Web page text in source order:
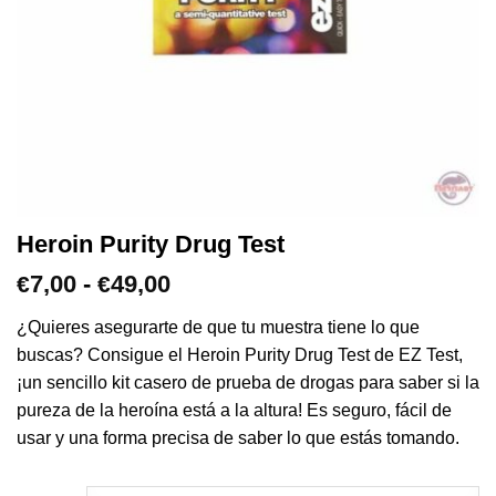
Heroin Purity Drug Test
€7,00 - €49,00Rango
precios:
desde
€7,00
hasta
€49,00
¿Quieres asegurarte de que tu muestra tiene lo que
buscas? Consigue el Heroin Purity Drug Test de EZ Test,
¡un sencillo kit casero de prueba de drogas para saber si la
pureza de la heroína está a la altura! Es seguro, fácil de
usar y una forma precisa de saber lo que estás tomando.